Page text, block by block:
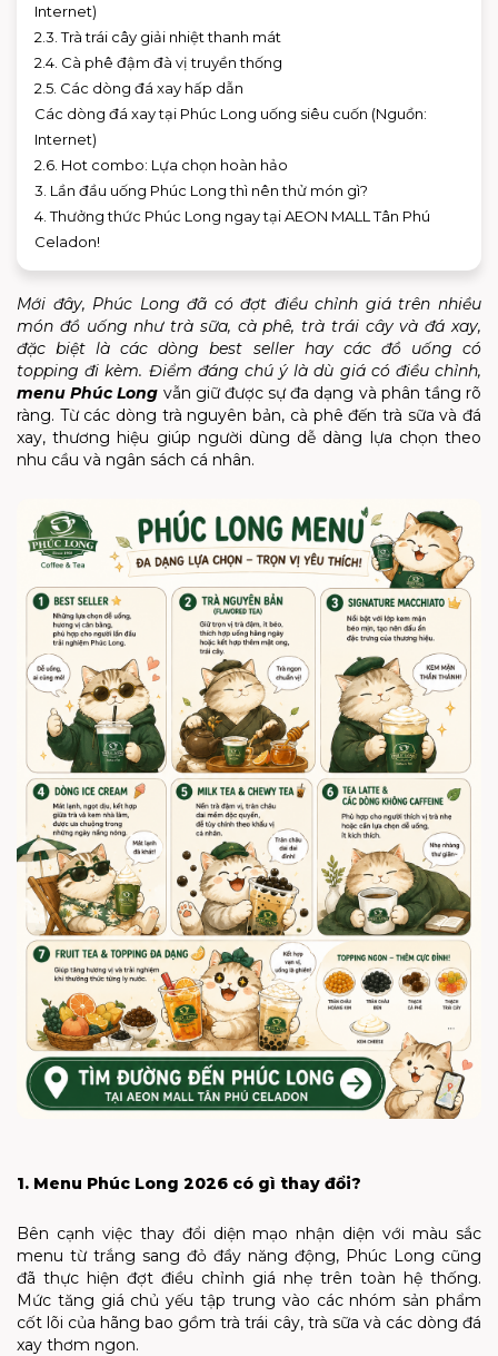
Internet)
2.3. Trà trái cây giải nhiệt thanh mát
2.4. Cà phê đậm đà vị truyền thống
2.5. Các dòng đá xay hấp dẫn
Các dòng đá xay tại Phúc Long uống siêu cuốn (Nguồn:
Internet)
2.6. Hot combo: Lựa chọn hoàn hảo
3. Lần đầu uống Phúc Long thì nên thử món gì?
4. Thưởng thức Phúc Long ngay tại AEON MALL Tân Phú
Celadon!
Mới đây, Phúc Long đã có đợt điều chỉnh giá trên nhiều
món đồ uống như trà sữa, cà phê, trà trái cây và đá xay,
đặc biệt là các dòng best seller hay các đồ uống có
topping đi kèm. Điểm đáng chú ý là dù giá có điều chỉnh,
menu Phúc Long vẫn giữ được sự đa dạng và phân tầng rõ
ràng. Từ các dòng trà nguyên bản, cà phê đến trà sữa và đá
xay, thương hiệu giúp người dùng dễ dàng lựa chọn theo
nhu cầu và ngân sách cá nhân.
1. Menu Phúc Long 2026 có gì thay đổi?
Bên cạnh việc thay đổi diện mạo nhận diện với màu sắc
menu từ trắng sang đỏ đầy năng động, Phúc Long cũng
đã thực hiện đợt điều chỉnh giá nhẹ trên toàn hệ thống.
Mức tăng giá chủ yếu tập trung vào các nhóm sản phẩm
cốt lõi của hãng bao gồm trà trái cây, trà sữa và các dòng đá
xay thơm ngon.